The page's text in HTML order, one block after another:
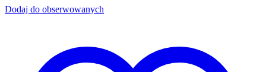
Dodaj do obserwowanych